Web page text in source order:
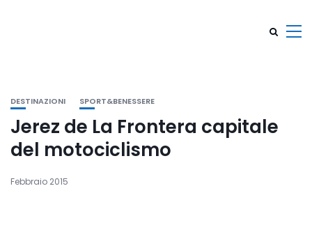
DESTINAZIONI SPORT&BENESSERE
Jerez de La Frontera capitale
del motociclismo
Febbraio 2015